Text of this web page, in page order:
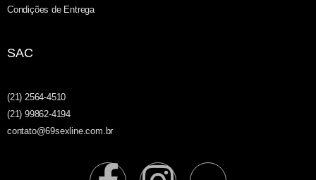
Condições de Entrega
SAC
(21) 2564-4510
(21) 99862-4194
contato@69sexline.com.br